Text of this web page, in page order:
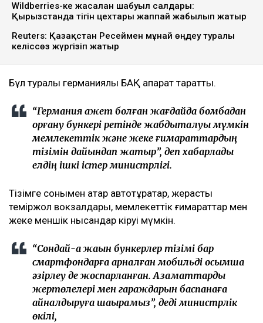
Wildberries-ке жасалған шабуыл салдары:
Қырғызстанда тігін цехтары жаппай жабылып жатыр
Reuters: Қазақстан Ресеймен мұнай өңдеу туралы
келіссөз жүргізіп жатыр
Бұл туралы германиялық БАҚ ақпарат таратты.
“Германия қажет болған жағдайда бомбадан
қорғану бункері ретінде жабдықталуы мүмкін
мемлекеттік және жеке ғимараттардың
тізімін дайындап жатыр”, деп хабарлады
елдің ішкі істер министрлігі.
Тізімге сонымен қатар автотұрақтар, жерасты
теміржол вокзалдары, мемлекеттік ғимараттар мен
жеке меншік нысандар кіруі мүмкін.
“Сондай-ақ жақын бункерлер тізімі бар
смартфондарға арналған мобильді қосымша
әзірлеу де жоспарланған. Азаматтарды
жертөлелері мен гараждарын баспанаға
айналдыруға шақырамыз”, деді министрлік
өкілі,